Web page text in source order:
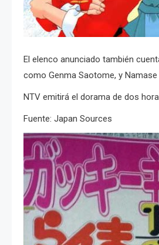
El elenco anunciado también
como Genma Saotome, y
NTV emitirá el dorama de dos
Fuente: Japan Sources